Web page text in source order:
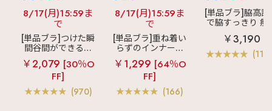
8/17(月)15:59ま
で
[単品ブラ]つけた瞬
間谷間ができるシ
ームレスブラ
超
盛ブラ(R) シームレ
ス 単品ブラジャー
￥2,079 [30％O
FF]
(970)
8/17(月)15:59ま
で
[単品ブラ]重ね着い
らずのインナーブ
ラ
リッチバスト
ブラトップ (ワイヤ
ー入り)
￥1,299 [64％O
FF]
(166)
[単品ブラ]脇高設
で脇すっきり 痩
見えブラ
カシ
クールレース脇
ブラ(R) 単品ブラ
ャー
￥3,190